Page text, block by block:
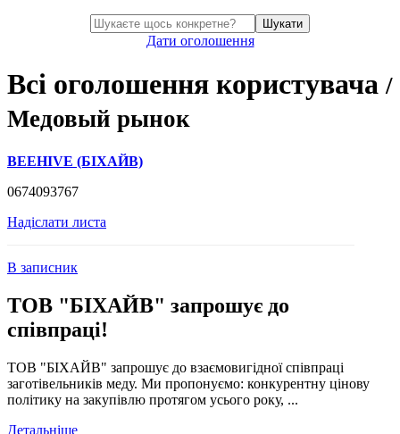
Шукати
Дати оголошення
Всі оголошення користувача/
Медовый рынок
BEEHIVE (БІХАЙВ)
0674093767
Надіслати листа
В записник
ТОВ "БІХАЙВ" запрошує до
співпраці!
ТОВ "БІХАЙВ" запрошує до взаємовигідної співпраці
заготівельників меду. Ми пропонуємо: конкурентну цінову
політику на закупівлю протягом усього року, ...
Детальніше